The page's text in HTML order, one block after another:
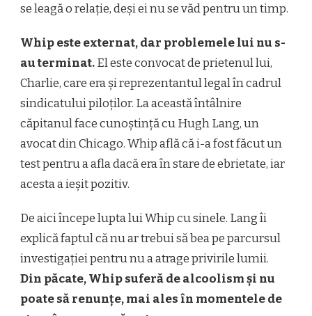
se leagă o relație, deși ei nu se văd pentru un timp.
Whip este externat, dar problemele lui nu s-
au terminat.El este convocat de prietenul lui,
Charlie, care era și reprezentantul legal în cadrul
sindicatului piloților. La această întâlnire
căpitanul face cunoștință cu Hugh Lang, un
avocat din Chicago. Whip află că i-a fost făcut un
test pentru a afla dacă era în stare de ebrietate, iar
acesta a ieșit pozitiv.
De aici începe lupta lui Whip cu sinele. Lang îi
explică faptul că nu ar trebui să bea pe parcursul
investigației pentru nu a atrage privirile lumii.
Din păcate, Whip suferă de alcoolism și nu
poate să renunțe, mai ales în momentele de